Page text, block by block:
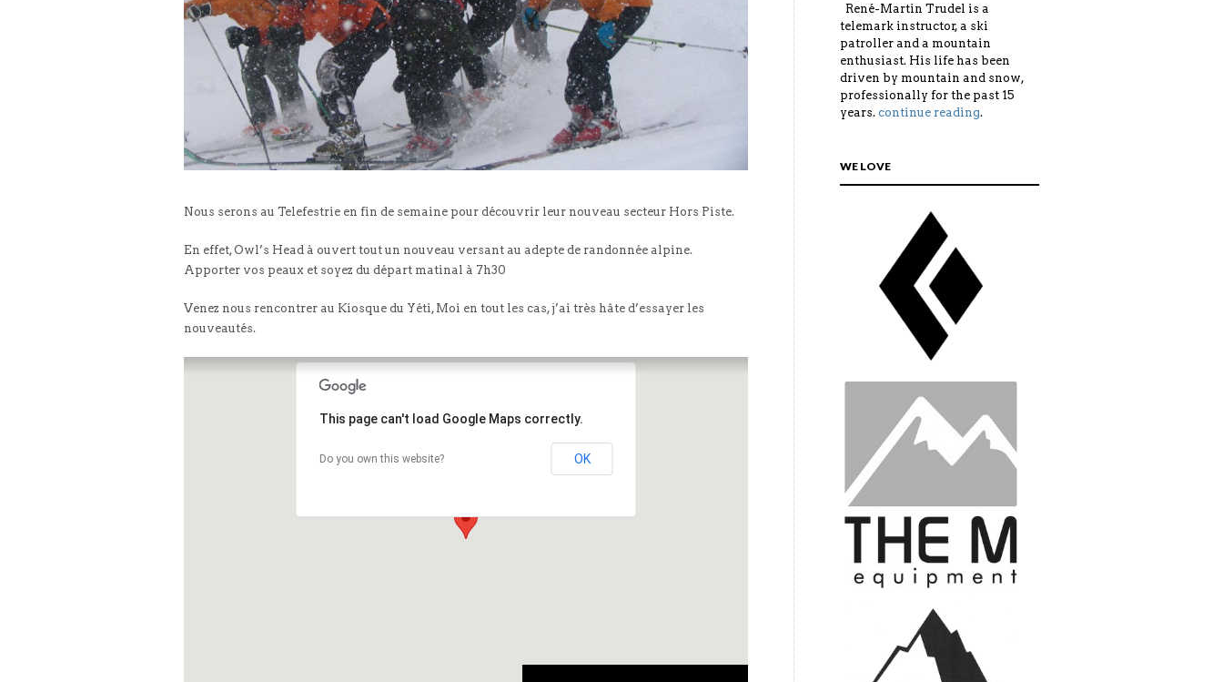
Nous serons au Telefestrie en fin de semaine pour découvrir leur nouveau secteur Hors Piste.
En effet, Owl’s Head à ouvert tout un nouveau versant au adepte de randonnée alpine.
Apporter vos peaux et soyez du départ matinal à 7h30
Venez nous rencontrer au Kiosque du Yéti, Moi en tout les cas, j’ai très hâte d’essayer les
nouveautés.
This page can't load Google Maps correctly.
Do you own this website? OK
René-Martin Trudel is a
telemark instructor, a ski
patroller and a mountain
enthusiast. His life has been
driven by mountain and snow,
professionally for the past 15
years. continue reading.
WE LOVE